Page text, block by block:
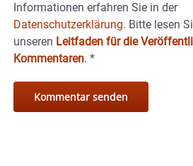
Informationen erfahren Sie in der
Datenschutzerklärung. Bitte lesen
unseren Leitfaden für die
Kommentaren. *